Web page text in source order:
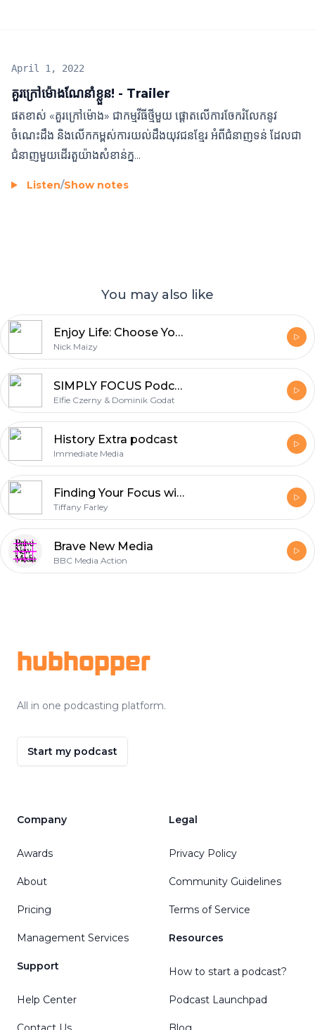
គួរក្រៅម៉ោងណែនាំខ្លួន! - Trailer
April 1, 2022
ផតខាស់​​ «គួរក្រៅម៉ោង» ជាកម្មវីធីថ្មីមួយ ផ្តោតលើការចែករំលែកនូវ
ចំណេះដឹង និងលើកកម្ពស់ការយល់ដឹងយុវជនខ្មែរ អំពីជំនាញទន់ ដែលជា
ជំនាញមួយដើរតួយ៉ាងសំខាន់ក្ន...
Listen/Show notes
You may also like
Enjoy Life: Choose Your Mindset, Goals, & Actions
Nick Maizy
SIMPLY FOCUS Podcast: The Good Life Approach - Your weekly podcast with the little extra Solution Focus for your daily life!
Elfie Czerny & Dominik Godat
History Extra podcast
Immediate Media
Finding Your Focus with Tiffany Farley
Tiffany Farley
Brave New Media
BBC Media Action
hubhopper
All in one podcasting platform.
Start my podcast
Company
Awards
About
Pricing
Management Services
Support
Help Center
Legal
Privacy Policy
Community Guidelines
Terms of Service
Resources
How to start a podcast?
Podcast Launchpad